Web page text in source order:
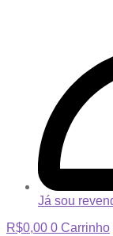
Já sou
R$0,00 0 Carrinho